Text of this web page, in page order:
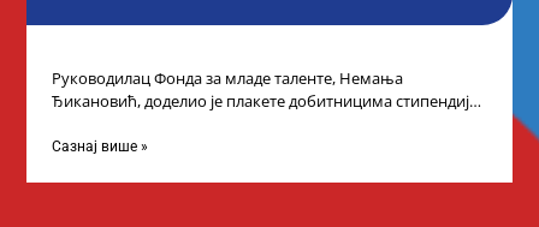
Руководилац Фонда за младе таленте, Немања
Ђикановић, доделио је плакете добитницима стипендије
Сазнај више »